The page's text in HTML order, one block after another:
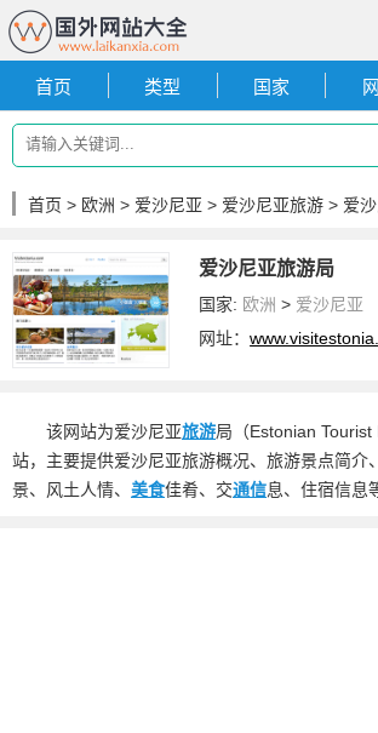
首页 类型 国家
首页 > 欧洲 > 爱沙尼亚 > 爱沙尼亚旅游 > 爱
爱沙尼亚旅游局
国家: 欧洲 > 爱沙尼亚
网址：
该网站为爱沙尼亚旅游局（Estonian Tourist
站，主要提供爱沙尼亚旅游概况、旅游景点简介
景、风土人情、 美食佳肴、交通信息、住宿信息